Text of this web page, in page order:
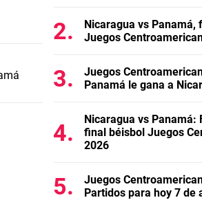
Nicaragua vs
Juegos
Juegos
Panamá le gana a
Nicaragua vs Panamá:
final béisbol Juegos
2026
Juegos
Partidos para hoy 7 de